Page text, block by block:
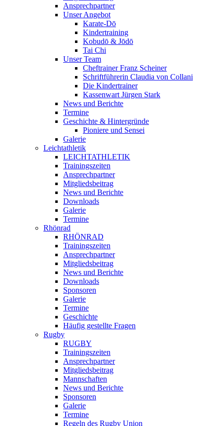
Ansprechpartner
Unser Angebot
Karate-Dō
Kindertraining
Kobudō & Jōdō
Tai Chi
Unser Team
Cheftrainer Franz Scheiner
Schriftführerin Claudia von Collani
Die Kindertrainer
Kassenwart Jürgen Stark
News und Berichte
Termine
Geschichte & Hintergründe
Pioniere und Sensei
Galerie
Leichtathletik
LEICHTATHLETIK
Trainingszeiten
Ansprechpartner
Mitgliedsbeitrag
News und Berichte
Downloads
Galerie
Termine
Rhönrad
RHÖNRAD
Trainingszeiten
Ansprechpartner
Mitgliedsbeitrag
News und Berichte
Downloads
Sponsoren
Galerie
Termine
Geschichte
Häufig gestellte Fragen
Rugby
RUGBY
Trainingszeiten
Ansprechpartner
Mitgliedsbeitrag
Mannschaften
News und Berichte
Sponsoren
Galerie
Termine
Regeln des Rugby Union